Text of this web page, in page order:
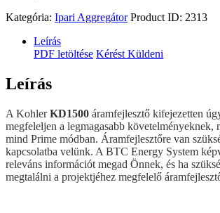
Kategória: Ipari Aggregátor Product ID: 2313
Leírás
PDF letöltése Kérést Küldeni
Leírás
A KohlerKD1500 áramfejlesztő kifejezetten
megfeleljen a legmagasabb követelményeknek,
mind Prime módban. Áramfejlesztőre van
kapcsolatba velünk. A BTC Energy System
releváns információt megad Önnek, és ha
megtalálni a projektjéhez megfelelő